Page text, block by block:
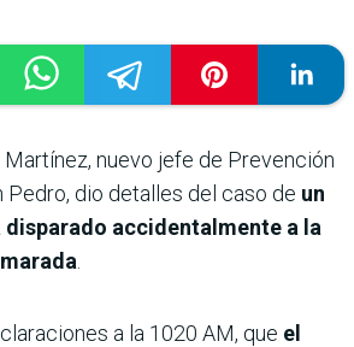
nuevo jefe de Prevención
Pedro, dio detalles del caso de un
accidentalmente a la
a la 1020 AM, que el